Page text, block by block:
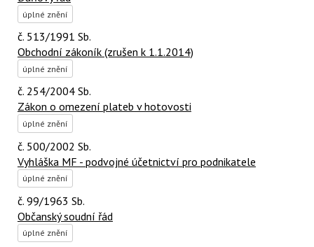
úplné znění
č. 513/1991 Sb.
Obchodní zákoník (zrušen k 1.1.2014)
úplné znění
č. 254/2004 Sb.
Zákon o omezení plateb v hotovosti
úplné znění
č. 500/2002 Sb.
Vyhláška MF - podvojné účetnictví pro podnikatele
úplné znění
č. 99/1963 Sb.
Občanský soudní řád
úplné znění